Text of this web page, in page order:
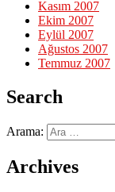
Kasım 2007
Ekim 2007
Eylül 2007
Ağustos 2007
Temmuz 2007
Search
Arama:
Archives